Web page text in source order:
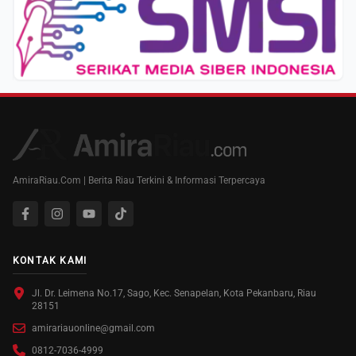
AmiraRiau.Com | Berita Riau Terkini & Informasi Terpercaya
KONTAK KAMI
Jl. Dr. Leimena No.17, Sago, Kec. Senapelan, Kota Pekanbaru, Riau
28151
amirariauonline@gmail.com
0812-7036-4999